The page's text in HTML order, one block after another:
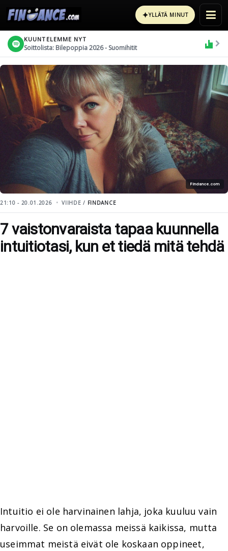
✦YLLÄTÄ MINUT
KUUNTELEMME NYT
Soittolista: Bilepoppia 2026 - Suomihitit
Findance.com
21:10 - 20.01.2026 VIIHDE / FINDANCE
7 vaistonvaraista tapaa kuunnella
intuitiotasi, kun et tiedä mitä tehdä
Intuitio ei ole harvinainen lahja, joka kuuluu vain
harvoille. Se on olemassa meissä kaikissa, mutta
useimmat meistä eivät ole koskaan oppineet,